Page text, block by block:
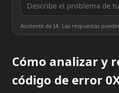
Asistente de IA. Las respuestas
Cómo analizar y
código de error